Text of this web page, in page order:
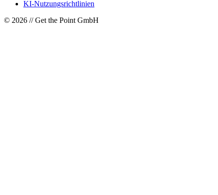
KI-Nutzungsrichtlinien
© 2026 // Get the Point GmbH